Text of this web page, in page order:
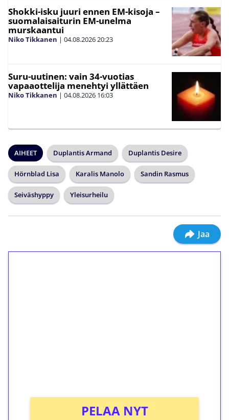
Shokki-isku juuri ennen EM-kisoja –
suomalaisaiturin EM-unelma
murskaantui
Niko Tikkanen | 04.08.202620:23
Suru-uutinen: vain 34-vuotias
vapaaottelija menehtyi yllättäen
Niko Tikkanen | 04.08.2026 16:03
AIHEET Duplantis Armand Duplantis Desire
Hörnblad Lisa Karalis Manolo Sandin Rasmus
Seiväshyppy Yleisurheilu
Jaa
PELAA NYT